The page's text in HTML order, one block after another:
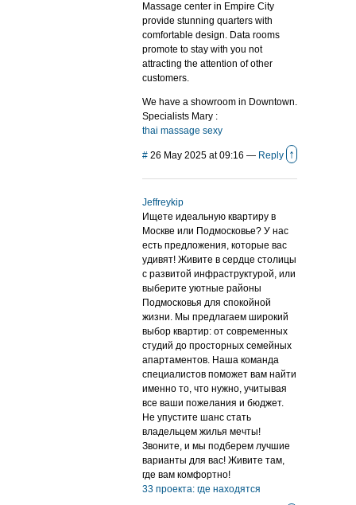
Massage center in Empire City
provide stunning quarters with
comfortable design. Data rooms
promote to stay with you not
attracting the attention of other
customers.
We have a showroom in Downtown.
Specialists Mary :
thai massage sexy
# 26 May 2025 at 09:16 — Reply ↑
Jeffreykip
Ищете идеальную квартиру в
Москве или Подмосковье? У нас
есть предложения, которые вас
удивят! Живите в сердце столицы
с развитой инфраструктурой, или
выберите уютные районы
Подмосковья для спокойной
жизни. Мы предлагаем широкий
выбор квартир: от современных
студий до просторных семейных
апартаментов. Наша команда
специалистов поможет вам найти
именно то, что нужно, учитывая
все ваши пожелания и бюджет.
Не упустите шанс стать
владельцем жилья мечты!
Звоните, и мы подберем лучшие
варианты для вас! Живите там,
где вам комфортно!
33 проекта: где находятся